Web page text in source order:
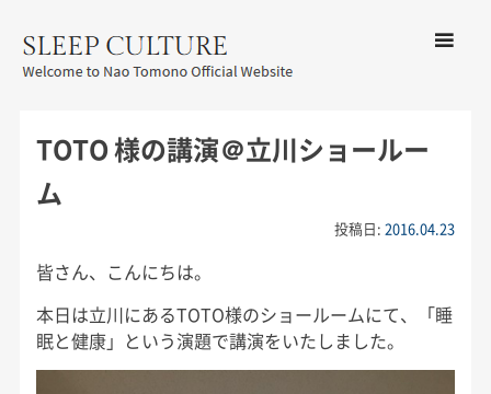
CULTURE
ツへ移動
TOTO 様の講演＠立川ショールー
ム
投稿日:2016.04.23
皆さん、こんにちは。
本日は立川にあるTOTO様のショールームにて、「睡
眠と健康」という演題で講演をいたしました。